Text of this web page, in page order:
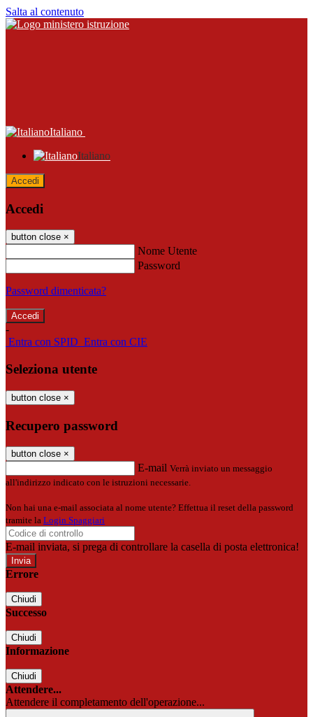
Salta al contenuto
Italiano
Italiano
Accedi
Accedi
button close ×
Nome Utente
Password
Password dimenticata?
-
Entra con SPID Entra con CIE
Seleziona utente
button close ×
Recupero password
button close ×
E-mail Verrà inviato un messaggio
all'indirizzo indicato con le istruzioni necessarie.
Non hai una e-mail associata al nome utente? Effettua il reset della password
tramite la Login Spaggiari
E-mail inviata, si prega di controllare la casella di posta elettronica!
Errore
Chiudi
Successo
Chiudi
Informazione
Chiudi
Attendere...
Attendere il completamento dell'operazione...